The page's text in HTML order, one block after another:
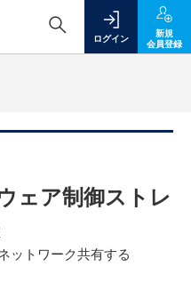
ログイン
新規
会員登録
ェア制御ストレ
ットワーク共有する